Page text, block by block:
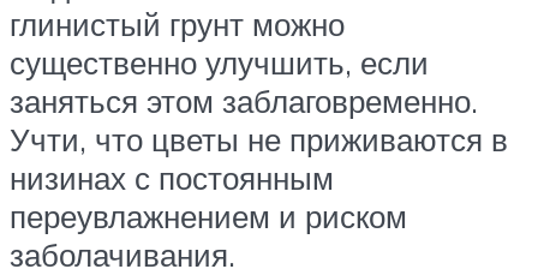
глинистый грунт можно
существенно улучшить, если
заняться этом заблаговременно.
Учти, что цветы не приживаются в
низинах с постоянным
переувлажнением и риском
заболачивания.